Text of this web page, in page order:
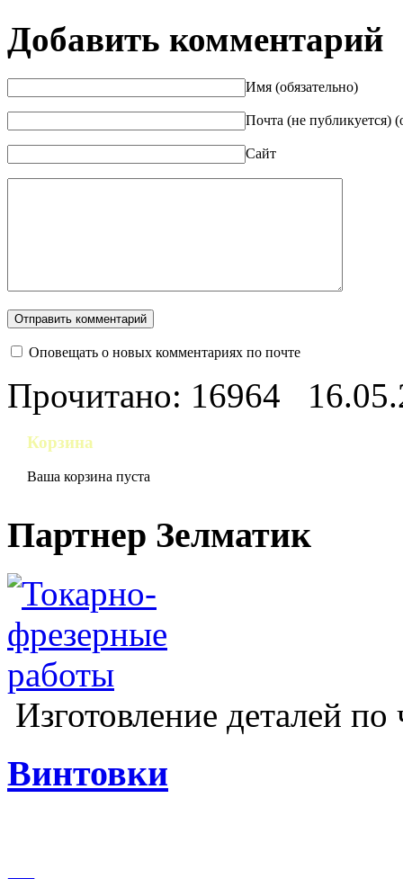
Добавить комментарий
Имя (обязательно)
Почта (не публикуется)
Сайт
Оповещать о новых комментариях по почте
Прочитано: 16964
Корзина
Ваша корзина пуста
Партнер Зелматик
Изготовление деталей
Винтовки